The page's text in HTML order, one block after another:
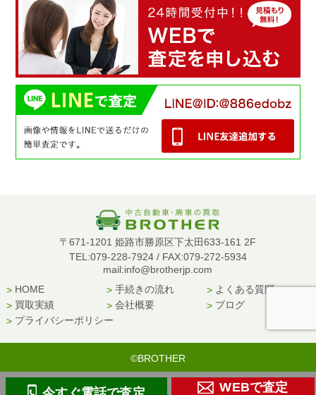
〒671-1201 姫路市勝原区下太田633-161 2F
TEL:079-228-7924 / FAX:079-272-5934
mail:info@brotherjp.com
HOME
手続きの流れ
よくある質問
買取実績
会社概要
ブログ
プライバシーポリシー
©BROTHER
WEBで査定